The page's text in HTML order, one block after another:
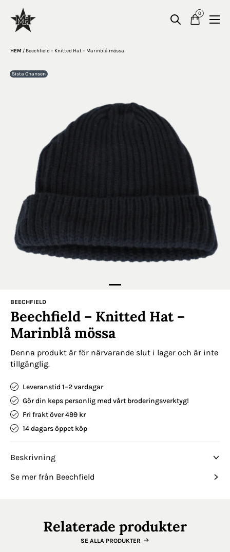
0
HEM / Beechfield – Knitted Hat – Marinblå mössa
Sista Chansen
BEECHFIELD
Beechfield – Knitted Hat –
Marinblå mössa
Denna produkt är för närvarande slut i lager och är inte
tillgänglig.
Leveranstid 1–2 vardagar
Gör din keps personlig med vårt broderingsverktyg!
Fri frakt över 499 kr
14 dagars öppet köp
Beskrivning
Se mer från Beechfield
Relaterade produkter
SE ALLA PRODUKTER